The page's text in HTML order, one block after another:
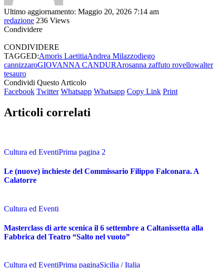
Ultimo aggiornamento: Maggio 20, 2026 7:14 am
redazione 236 Views
Condividere
CONDIVIDERE
TAGGED:Amoris LaetitiaAndrea Milazzodiego
cannizzaroGIOVANNA CANDURArosanna zaffuto rovellowalter
tesauro
Condividi Questo Articolo
Facebook Twitter Whatsapp Whatsapp Copy Link Print
Articoli correlati
Cultura ed EventiPrima pagina 2
Le (nuove) inchieste del Commissario Filippo Falconara. A
Calatorre
Cultura ed Eventi
Masterclass di arte scenica il 6 settembre a Caltanissetta alla
Fabbrica del Teatro “Salto nel vuoto”
Cultura ed EventiPrima paginaSicilia / Italia